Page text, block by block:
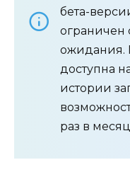
бета-
ожидания.
доступна
истории
раз в